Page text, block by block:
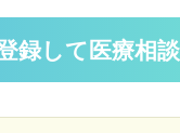
。
2/7に左
で同様
関節と
左足裏
録して医療相